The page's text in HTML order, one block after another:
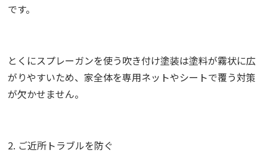
です。
とくにスプレーガンを使う吹き付け塗装は塗料が霧状に広
がりやすいため、家全体を専用ネットやシートで覆う対策
が欠かせません。
2. ご近所トラブルを防ぐ